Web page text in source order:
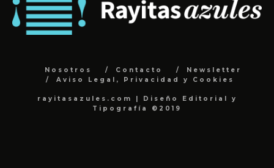
Nosotros Contacto
Newsletter
Aviso Legal, Privacidad y Cookies
rayitasazules.com | Diseño Editorial y
Tipografía ©2019